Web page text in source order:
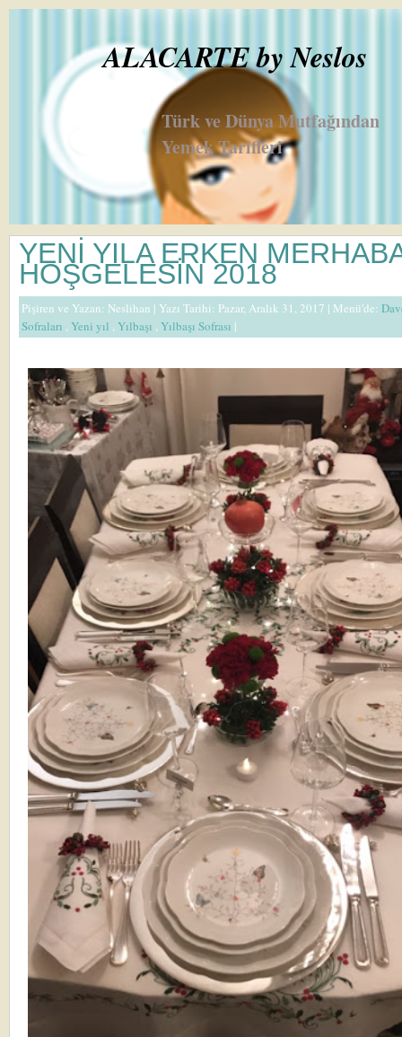
ALACARTE by Neslos
Türk ve Dünya Mutfağından
Yemek Tarifleri
YENİ YILA ERKEN
HOŞGELESİN 2018
Pişiren ve Yazan: Neslihan | Yazı Tarihi: Pazar, Aralık 31, 2017 | Menü'de:
Sofraları ,Yeni yıl ,Yılbaşı ,Yılbaşı Sofrası |